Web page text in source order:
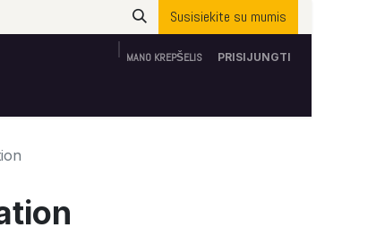
Susisiekite su mumis
MANO KREPŠELIS PRISIJUNGTI